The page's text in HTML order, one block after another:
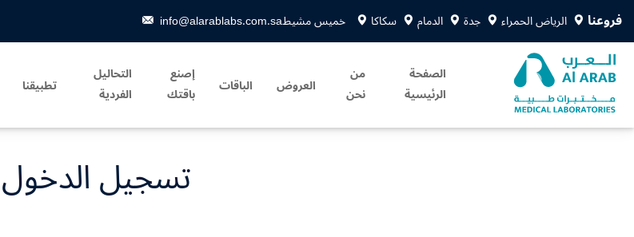
فروعنا الرياض الحمراء جدة الدمام سكاكا خميس مشيطinfo@alarablabs.com.sa
الصفحة
الرئيسية
من
نحن العروض الباقات إصنع
باقتك
التحاليل
الفردية تطبيقنا
تسجيل الدخول